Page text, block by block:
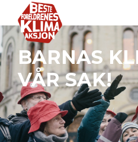
BARNAS
VÅR SAK!